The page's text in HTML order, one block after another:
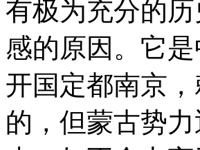
有极为充分的
感的原因。它
开国定都南京
的，但蒙古势